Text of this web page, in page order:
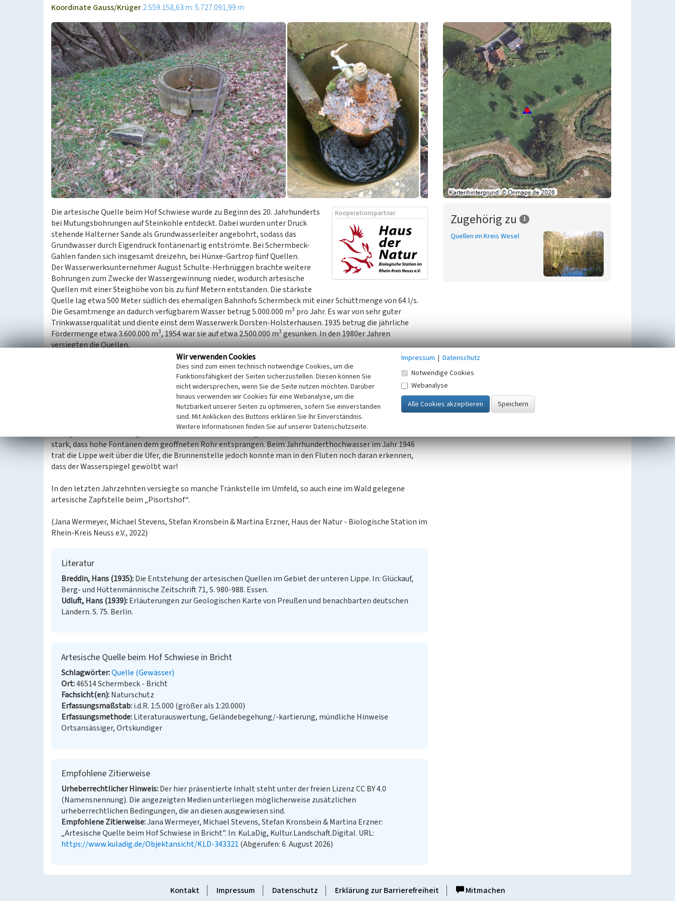
Koordinate Gauss/Krüger2.559.158,63 m: 5.727.091,99 m
Kooperationspartner
Die artesische Quelle beim Hof Schwiese wurde zu Beginn des 20. Jahrhunderts
bei Mutungsbohrungen auf Steinkohle entdeckt. Dabei wurden unter Druck
stehende Halterner Sande als Grundwasserleiter angebohrt, sodass das
Grundwasser durch Eigendruck fontänenartig entströmte. Bei Schermbeck-
Gahlen fanden sich insgesamt dreizehn, bei Hünxe-Gartrop fünf Quellen.
Der Wasserwerksunternehmer August Schulte-Herbrüggen brachte weitere
Bohrungen zum Zwecke der Wassergewinnung nieder, wodurch artesische
Quellen mit einer Steighöhe von bis zu fünf Metern entstanden. Die stärkste
Quelle lag etwa 500 Meter südlich des ehemaligen Bahnhofs Schermbeck mit einer Schüttmenge von 64 l/s.
Die Gesamtmenge an dadurch verfügbarem Wasser betrug 5.000.000 m3 pro Jahr. Es war von sehr guter
Trinkwasserqualität und diente einst dem Wasserwerk Dorsten-Holsterhausen. 1935 betrug die jährliche
Fördermenge etwa 3.600.000 m3, 1954 war sie auf etwa 2.500.000 m3gesunken. In den 1980er Jahren
versiegten die Quellen.
Beim Hof mit dem alten Namen Schwiese befindet sich auf einer privaten Fläche ein unter Druck stehender,
mit Hahn gedrosselter Brunnen. Es ist einer der zahlreichen artesischen Brunnen, die im Raum Hünxe-
Gartrop bis Schermbeck-Gahlen zu finden sind. Sie stehen nicht in Zusammenhang mit dem nahen Verlauf der
Lippe und sind auch keine natürlichen Quellaustritte, sondern künstliche Erbohrungen von Wasser, das in der
Die mit einem Betonring gefasste Wasserstelle wurde einst für Vieh genutzt. Aussagen eines Ortskundigen
stark, dass hohe Fontänen dem geöffneten Rohr entsprangen. Beim Jahrhunderthochwasser im Jahr 1946
trat die Lippe weit über die Ufer, die Brunnenstelle jedoch konnte man in den Fluten noch daran erkennen,
dass der Wasserspiegel gewölbt war!
In den letzten Jahrzehnten versiegte so manche Tränkstelle im Umfeld, so auch eine im Wald gelegene
artesische Zapfstelle beim „Pisortshof“.
(Jana Wermeyer, Michael Stevens, Stefan Kronsbein & Martina Erzner, Haus der Natur - Biologische Station im
Rhein-Kreis Neuss e.V., 2022)
Literatur
Breddin, Hans (1935) Die Entstehung der artesischen Quellen im Gebiet der unteren Lippe. In: Glückauf,
Berg- und Hüttenmännische Zeitschrift 71, S. 980-988. Essen.
Udluft, Hans (1939) Erläuterungen zur Geologischen Karte von Preußen und benachbarten deutschen
Ländern. S. 75. Berlin.
Artesische Quelle beim Hof Schwiese in Bricht
Schlagwörter Quelle (Gewässer)
Ort 46514 Schermbeck - Bricht
Fachsicht(en) Naturschutz
Erfassungsmaßstab i.d.R. 1:5.000 (größer als 1:20.000)
Erfassungsmethode Literaturauswertung, Geländebegehung/-kartierung, mündliche Hinweise
Ortsansässiger, Ortskundiger
Empfohlene Zitierweise
Urheberrechtlicher Hinweis Der hier präsentierte Inhalt steht unter der freien Lizenz CC BY 4.0
(Namensnennung). Die angezeigten Medien unterliegen möglicherweise zusätzlichen
urheberrechtlichen Bedingungen, die an diesen ausgewiesen sind.
Empfohlene Zitierweise Jana Wermeyer, Michael Stevens, Stefan Kronsbein & Martina Erzner:
„Artesische Quelle beim Hof Schwiese in Bricht”. In: KuLaDig, Kultur.Landschaft.Digital. URL:
https://www.kuladig.de/Objektansicht/KLD-343321 (Abgerufen: 6. August 2026)
Zugehörig zu 1
Quellen im Kreis Wesel
Kontakt Impressum Datenschutz Erklärung zur Barrierefreiheit Mitmachen
Wir verwenden Cookies
Dies sind zum einen technisch notwendige Cookies, um die
Funktionsfähigkeit der Seiten sicherzustellen. Diesen können Sie
nicht widersprechen, wenn Sie die Seite nutzen möchten. Darüber
hinaus verwenden wir Cookies für eine Webanalyse, um die
Nutzbarkeit unserer Seiten zu optimieren, sofern Sie einverstanden
sind. Mit Anklicken des Buttons erklären Sie Ihr Einverständnis.
Weitere Informationen finden Sie auf unserer Datenschutzseite.
Impressum | Datenschutz
Notwendige Cookies
Webanalyse